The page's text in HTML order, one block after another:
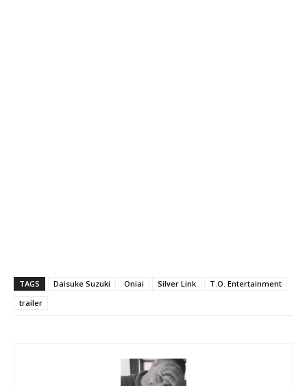
TAGS Daisuke Suzuki Oniai Silver Link
T.O. Entertainment
trailer